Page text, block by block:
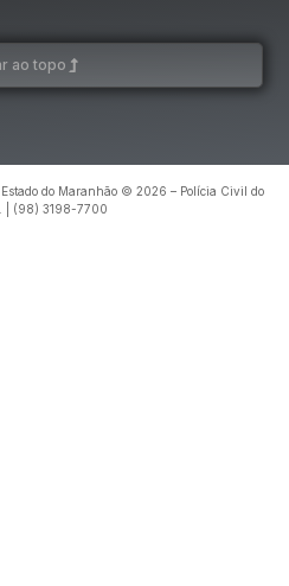
ao topo
do Maranhão © 2026 – Polícia Civil do
| (98) 3198-7700